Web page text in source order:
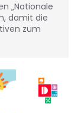
„Nationale
damit die
zum